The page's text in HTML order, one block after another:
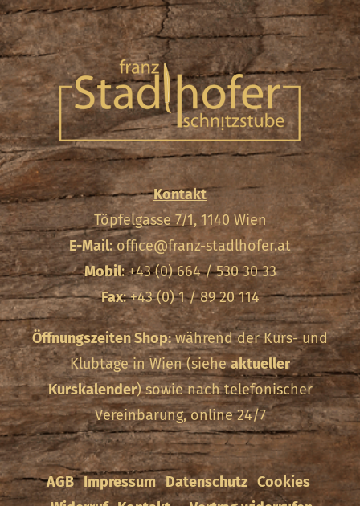
Kontakt
Töpfelgasse 7/1, 1140 Wien
E-Mail:office@franz-stadlhofer.at
Mobil: +43 (0) 664 / 530 30 33
Fax: +43 (0) 1 / 89 20 114
Öffnungszeiten Shop:während der Kurs- und
Klubtage in Wien (sieheaktueller
Kurskalender) sowie nach telefonischer
Vereinbarung, online 24/7
AGB Impressum Datenschutz Cookies